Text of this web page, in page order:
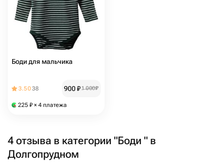
Боди для мальчика
3.5038 900₽1 000₽
225 ₽ × 4 платежа
4 отзыва в категории "Боди " в
Долгопрудном